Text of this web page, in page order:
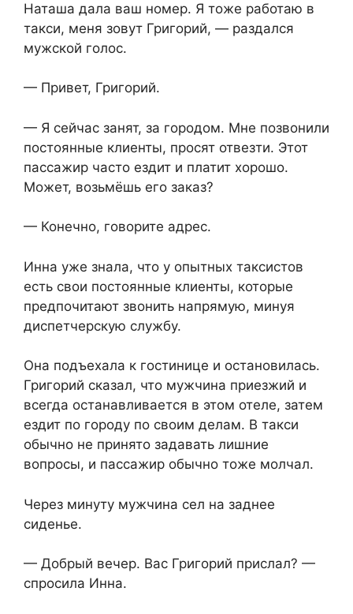
Наташа дала ваш номер. Я тоже работаю в
такси, меня зовут Григорий, — раздался
мужской голос.
— Привет, Григорий.
— Я сейчас занят, за городом. Мне позвонили
постоянные клиенты, просят отвезти. Этот
пассажир часто ездит и платит хорошо.
Может, возьмёшь его заказ?
— Конечно, говорите адрес.
Инна уже знала, что у опытных таксистов
есть свои постоянные клиенты, которые
предпочитают звонить напрямую, минуя
диспетчерскую службу.
Она подъехала к гостинице и остановилась.
Григорий сказал, что мужчина приезжий и
всегда останавливается в этом отеле, затем
ездит по городу по своим делам. В такси
обычно не принято задавать лишние
вопросы, и пассажир обычно тоже молчал.
Через минуту мужчина сел на заднее
сиденье.
— Добрый вечер. Вас Григорий прислал? —
спросила Инна.